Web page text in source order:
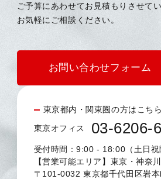
ご予算にあわせてお見積もりさせて
お気軽にご相談ください。
お問い合わせフォーム
東京都内・関東圏の方はこちら
東京オフィス 03-6206-
受付時間：9:00 - 18:00（土日祝
【営業可能エリア】東京・神奈
〒101-0032 東京都千代田区岩